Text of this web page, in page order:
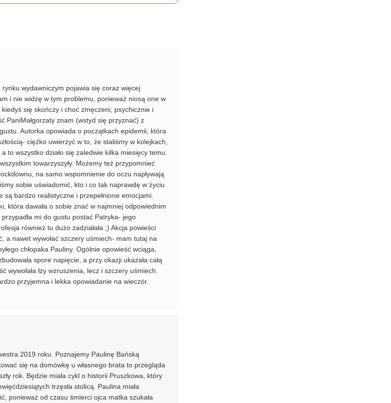
wydawniczym pojawia się coraz więcej
i nie widzę w tym problemu, ponieważ niosą one w
się skończy i choć zmęczeni, psychicznie i
PaniMałgorzaty znam (wstyd się przyznać) z
Autorka opowiada o początkach epidemii, która
ciężko uwierzyć w to, że staliśmy w kolejkach,
to wszystko działo się zaledwie kilka miesięcy temu.
towarzyszyły. Możemy też przypomnieć
na samo wspomnienie do oczu napływają
sobie uświadomić, kto i co tak naprawdę w życiu
bardzo realistyczne i przepełnione emocjami.
która dawała o sobie znać w najmniej odpowiednim
mi do gustu postać Patryka- jego
również tu dużo zadziałała ;) Akcja powieści
a nawet wywołać szczery uśmiech- mam tutaj na
chłopaka Pauliny. Ogólnie opowieść wciąga,
spore napięcie, a przy okazji ukazała całą
łzy wzruszenia, lecz i szczery uśmiech.
przyjemna i lekka opowiadanie na wieczór.
2019 roku. Poznajemy Paulinę Bańską
się na domówkę u własnego brata to przegląda
rok. Będzie miała cykl o historii Pruszkowa, który
trzęsła stolicą. Paulina miała
ponieważ od czasu śmierci ojca matka szukała